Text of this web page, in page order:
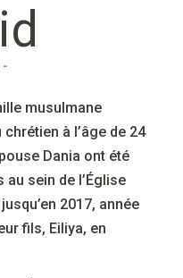
-
musulmane
à l’âge de 24
Dania ont été
sein de l’Église
2017, année
fils, Eiliya, en